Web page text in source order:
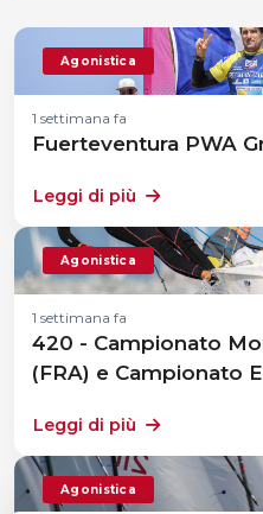
Agonistica
1 settimana fa
Fuerteventura PWA
Leggi di più
Agonistica
1 settimana fa
420 - Campionato
(FRA) e Campionato
Leggi di più
Agonistica